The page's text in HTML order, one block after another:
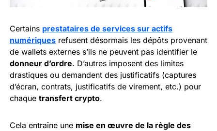
Certains prestataires de services sur actifs
numériques refusent désormais les dépôts provenant
de wallets externes s’ils ne peuvent pas identifier le
donneur d’ordre. D’autres imposent des limites
drastiques ou demandent des justificatifs (captures
d’écran, contrats, justificatifs de virement, etc.) pour
chaque transfert crypto.
Cela entraîne une mise en œuvre de la règle des